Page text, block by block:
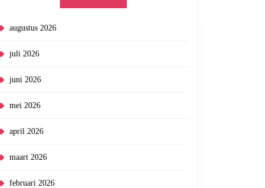
augustus 2026
juli 2026
juni 2026
mei 2026
april 2026
maart 2026
februari 2026